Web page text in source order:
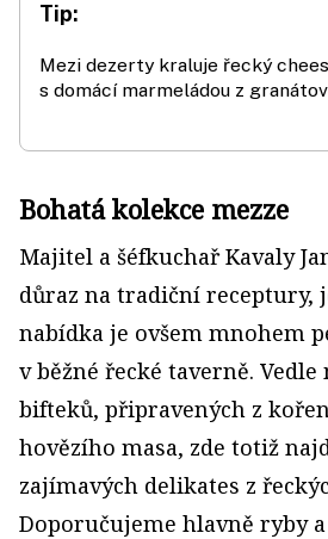
Tip:
Mezi dezerty kraluje řecký
s domácí marmeládou z
Bohatá kolekce mezze
Majitel a šéfkuchař Kavaly
důraz na tradiční
nabídka je ovšem mnohem
v běžné řecké taverně. Vedle
bifteků, připravených z
hovězího masa, zde totiž
zajímavých delikates z
Doporučujeme hlavně ryby